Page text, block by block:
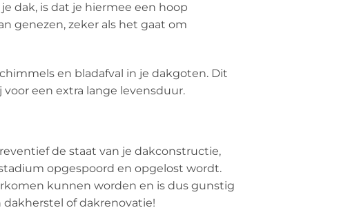
dak, is dat je hiermee een hoop
genezen, zeker als het gaat om
en bladafval in je dakgoten. Dit
een extra lange levensduur.
de staat van je dakconstructie,
opgespoord en opgelost wordt.
kunnen worden en is dus gunstig
of dakrenovatie!